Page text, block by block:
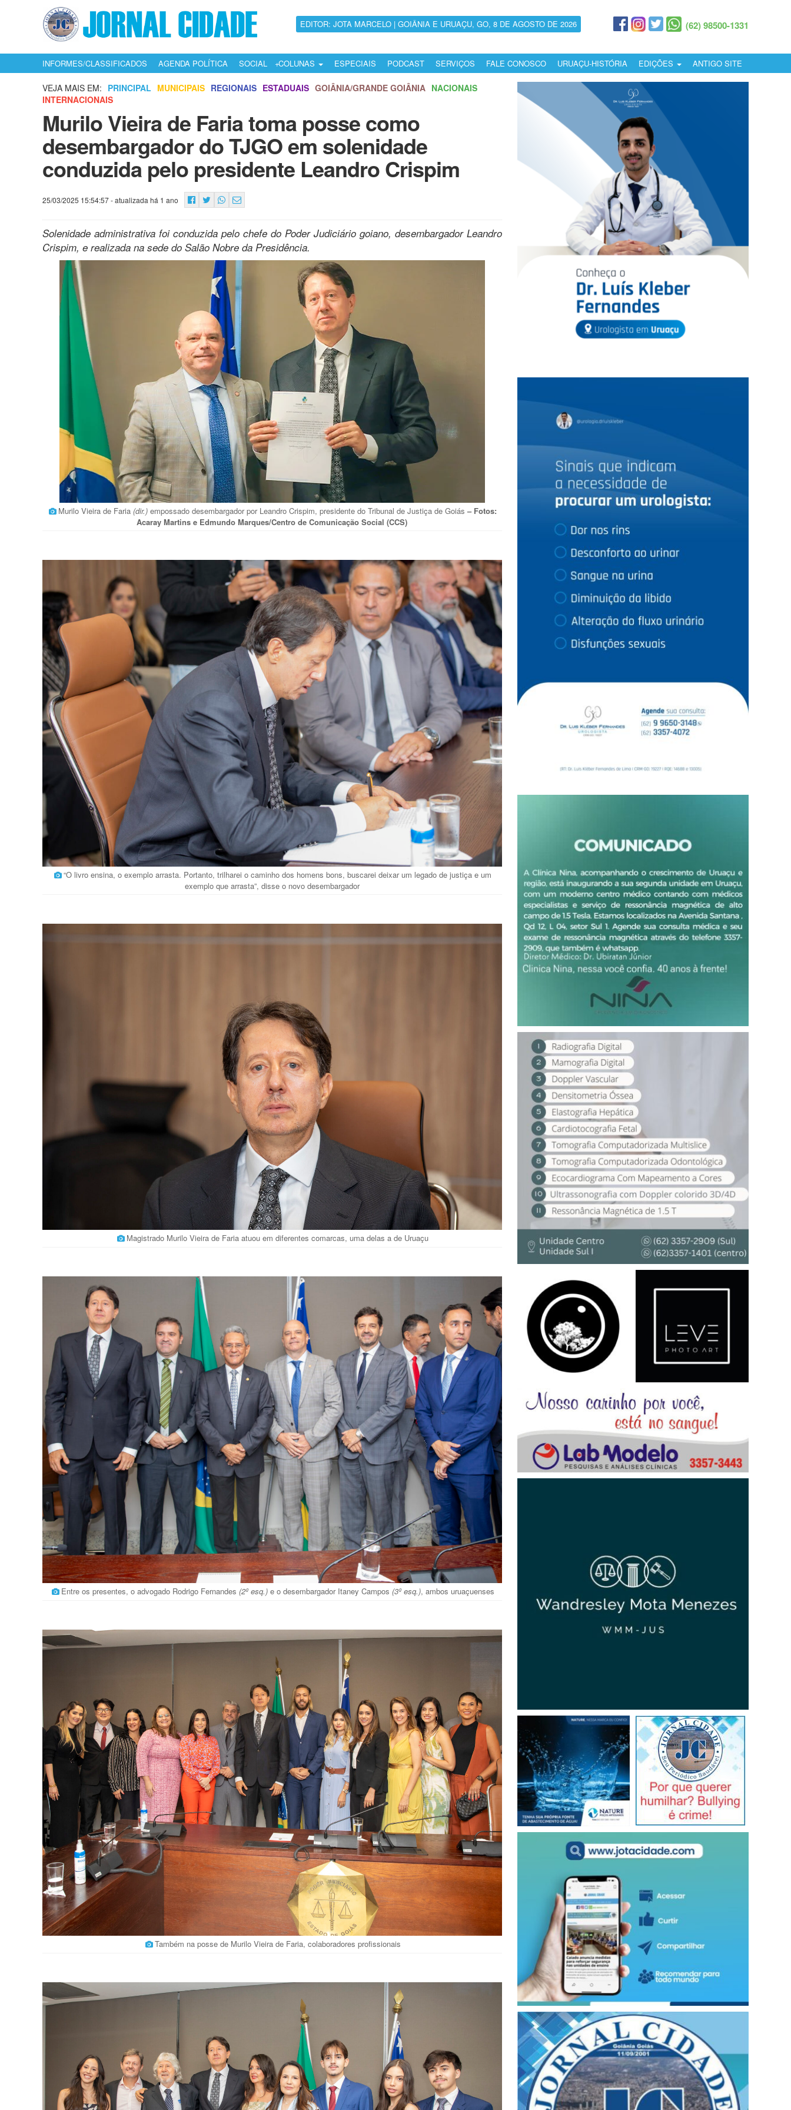
EDITOR: JOTA MARCELO | GOIÂNIA E URUAÇU, GO, 8 DE AGOSTO DE 2026 (62) 98500-1331
INFORMES/CLASSIFICADOS AGENDA POLÍTICA SOCIAL COLUNAS ESPECIAIS PODCAST SERVIÇOS FALE CONOSCO URUAÇU-HISTÓRIA EDIÇÕES ANTIGO SITE
VEJA MAIS EM: PRINCIPAL MUNICIPAIS REGIONAIS ESTADUAIS GOIÂNIA/GRANDE GOIÂNIA NACIONAIS
INTERNACIONAIS
Murilo Vieira de Faria toma posse como
desembargador do TJGO em solenidade
conduzida pelo presidente Leandro Crispim
25/03/2025 15:54:57- atualizada há 1 ano
Solenidade administrativa foi conduzida pelo chefe do Poder Judiciário goiano, desembargador Leandro
Crispim, e realizada na sede do Salão Nobre da Presidência.
Murilo Vieira de Faria(dir.) empossado desembargador por Leandro Crispim, presidente do Tribunal de Justiça de Goiás– Fotos:
Acaray Martins e Edmundo Marques/Centro de Comunicação Social (CCS)
“O livro ensina, o exemplo arrasta. Portanto, trilharei o caminho dos homens bons, buscarei deixar um legado de justiça e um
exemplo que arrasta”, disse o novo desembargador
Magistrado Murilo Vieira de Faria atuou em diferentes comarcas, uma delas a de Uruaçu
Entre os presentes, o advogado Rodrigo Fernandes (2º esq.)e o desembargador Itaney Campos (3º esq.), ambos uruaçuenses
Também na posse de Murilo Vieira de Faria, colaboradores profissionais